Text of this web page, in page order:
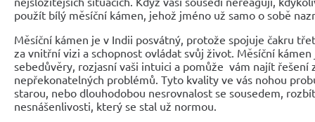
použít bílý měsíční kámen, jehož jméno už samo o sobě
Měsíční kámen je v Indii posvátný, protože spojuje čakru
za vnitřní vizi a schopnost ovládat svůj život. Měsíční
sebedůvěry, rozjasní vaši intuici a pomůže vám najít řešení
nepřekonatelných problémů. Tyto kvality ve vás nohou
starou, nebo dlouhodobou nesrovnalost se sousedem,
nesnášenlivosti, který se stal už normou.